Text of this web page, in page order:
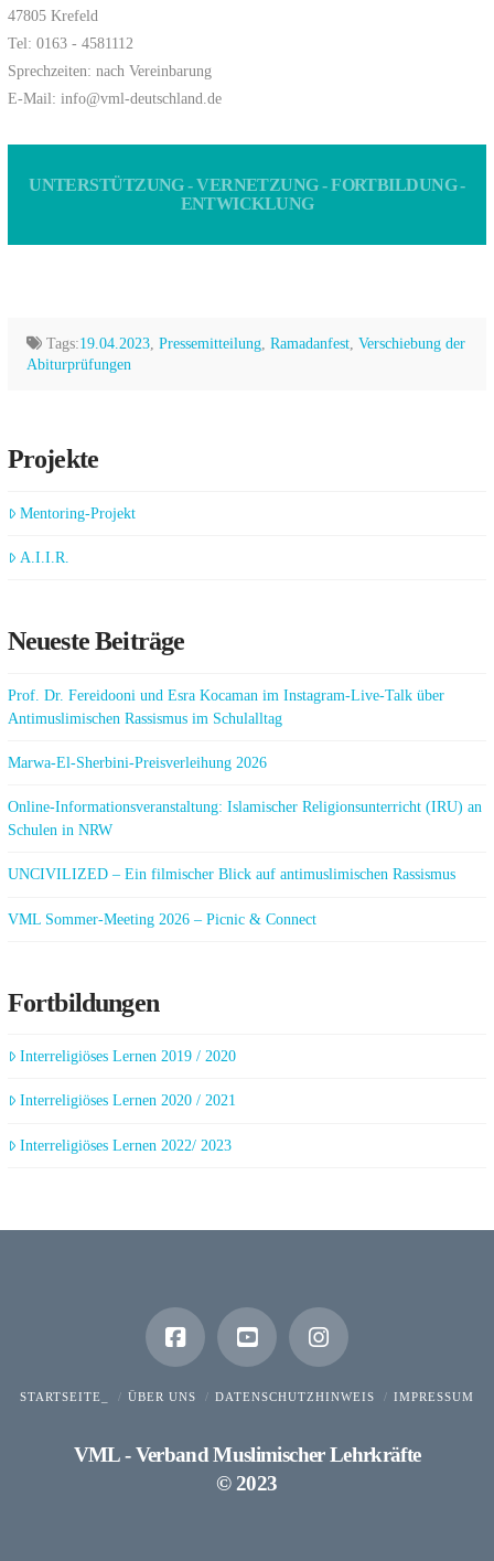
47805 Krefeld
Tel: 0163 - 4581112
Sprechzeiten: nach Vereinbarung
E-Mail: info@vml-deutschland.de
UNTERSTÜTZUNG - VERNETZUNG - FORTBILDUNG -
ENTWICKLUNG
Tags:19.04.2023,Pressemitteilung,Ramadanfest,Verschiebung der
Abiturprüfungen
Projekte
Mentoring-Projekt
A.I.I.R.
Neueste Beiträge
Prof. Dr. Fereidooni und Esra Kocaman im Instagram-Live-Talk über
Antimuslimischen Rassismus im Schulalltag
Marwa-El-Sherbini-Preisverleihung 2026
Online-Informationsveranstaltung: Islamischer Religionsunterricht (IRU) an
Schulen in NRW
UNCIVILIZED – Ein filmischer Blick auf antimuslimischen Rassismus
VML Sommer-Meeting 2026 – Picnic & Connect
Fortbildungen
Interreligiöses Lernen 2019 / 2020
Interreligiöses Lernen 2020 / 2021
Interreligiöses Lernen 2022/ 2023
STARTSEITE_ ÜBER UNS DATENSCHUTZHINWEIS IMPRESSUM
VML - Verband Muslimischer Lehrkräfte
© 2023